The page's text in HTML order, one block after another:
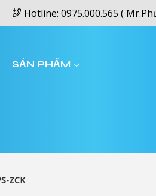
Hotline: 0975.000.565 (
SẢN PHẨM
ZCK